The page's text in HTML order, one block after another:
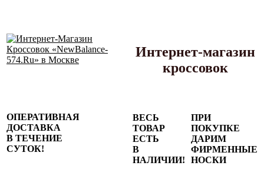
Интернет-магазин
кроссовок
ОПЕРАТИВНАЯ
ДОСТАВКА
В ТЕЧЕНИЕ
СУТОК!
ВЕСЬ
ТОВАР
ЕСТЬ
В
НАЛИЧИИ!
ПРИ
ПОКУПКЕ
ДАРИМ
ФИРМЕННЫЕ
НОСКИ